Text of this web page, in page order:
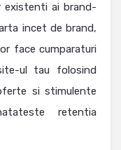
existenti ai brand-
incet de brand,
face cumparaturi
ul tau folosind
si stimulente
retentia